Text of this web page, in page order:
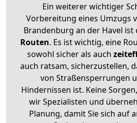
Ein weiterer wichtiger
Vorbereitung eines Umzugs
Brandenburg an der Havel ist
Routen. Es ist wichtig, eine
sowohl sicher als auch
auch ratsam, sicherzustellen,
von Straßensperrungen
Hindernissen ist. Keine
wir Spezialisten und
Planung, damit Sie sich auf